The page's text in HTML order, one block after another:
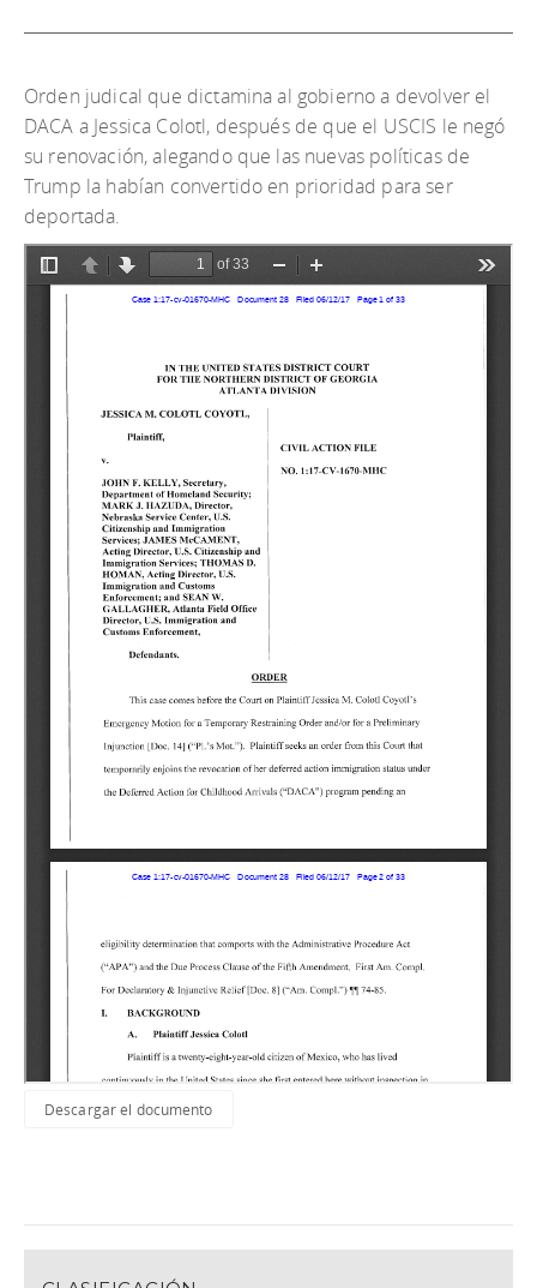
Orden judical que dictamina al gobierno a devolver el
DACA a Jessica Colotl, después de que el USCIS le negó
su renovación, alegando que las nuevas políticas de
Trump la habían convertido en prioridad para ser
deportada.
Descargar el documento